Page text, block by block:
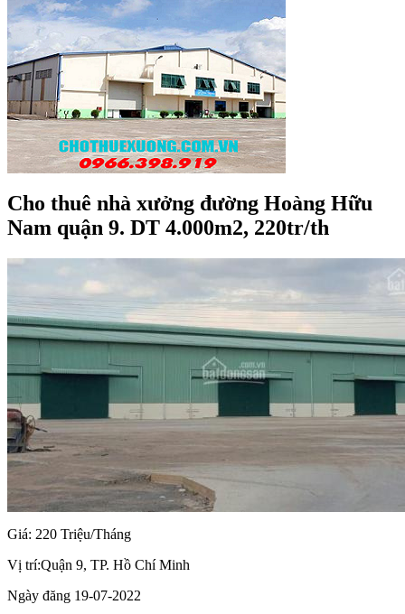
Cho thuê nhà xưởng đường Hoàng Hữu
Nam quận 9. DT 4.000m2, 220tr/th
Giá: 220 Triệu/Tháng
Vị trí:Quận 9, TP. Hồ Chí Minh
Ngày đăng 19-07-2022